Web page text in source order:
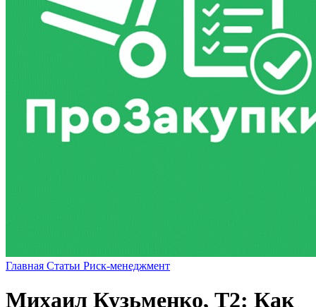
Главная Статьи Риск-менеджмент
Михаил Кузьменко, Т2: Как